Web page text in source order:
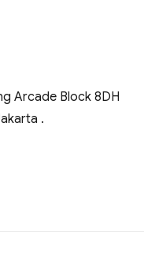
Arcade Block 8DH
.